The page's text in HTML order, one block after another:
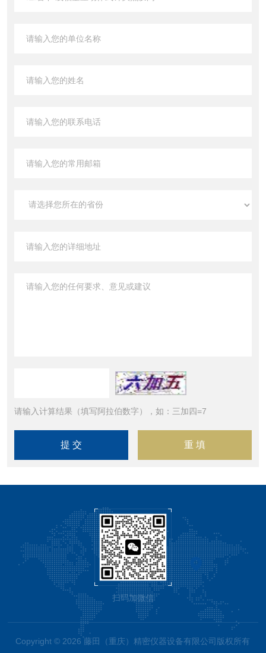
请输入计算结果（填写阿拉伯数字），如：三加四=7
扫码加微信
Copyright © 2026 藤田（重庆）精密仪器设备有限公司版权所有